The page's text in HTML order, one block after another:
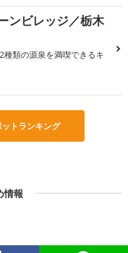
ンビレッジ／栃木
種類の源泉を満喫できるキ
トランキング
情報